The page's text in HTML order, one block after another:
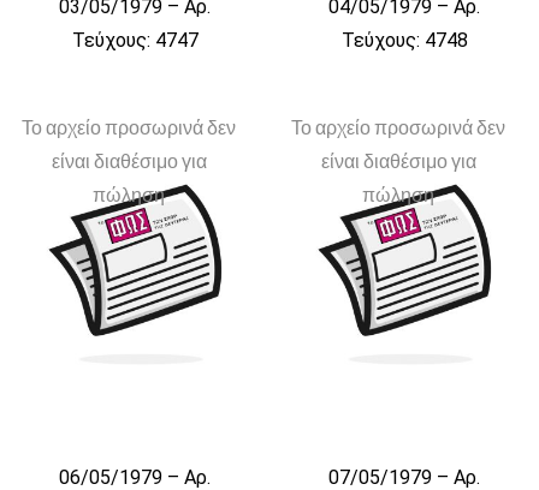
03/05/1979 – Αρ.
Τεύχους: 4747
04/05/1979 – Αρ.
Τεύχους: 4748
Το αρχείο προσωρινά δεν
είναι διαθέσιμο για
πώληση
06/05/1979 – Αρ.
Το αρχείο προσωρινά δεν
είναι διαθέσιμο για
πώληση
07/05/1979 – Αρ.